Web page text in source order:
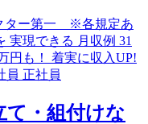
て・組付けな